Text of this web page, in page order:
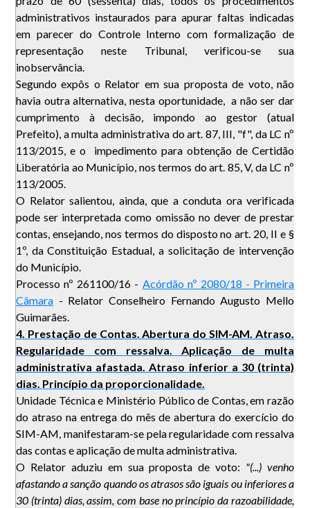
administrativos instaurados para apurar faltas indicadas
em parecer do Controle Interno com formalização de
representação neste Tribunal, verificou-se sua
inobservância.
Segundo expôs o Relator em sua proposta de voto, não
havia outra alternativa, nesta oportunidade, a não ser dar
cumprimento à decisão, impondo ao gestor (atual
Prefeito), a multa administrativa do art. 87, III, "f", da LC nº
113/2015, e o impedimento para obtenção de Certidão
Liberatória ao Município, nos termos do art. 85, V, da LC nº
113/2005.
O Relator salientou, ainda, que a conduta ora verificada
pode ser interpretada como omissão no dever de prestar
contas, ensejando, nos termos do disposto no art. 20, II e §
1º, da Constituição Estadual, a solicitação de intervenção
do Município.
Processo nº 261100/16 - Acórdão nº 2080/18 - Primeira
Câmara - Relator Conselheiro Fernando Augusto Mello
Guimarães.
4. Prestação de Contas. Abertura do SIM-AM. Atraso.
Regularidade com ressalva. Aplicação de multa
administrativa afastada. Atraso inferior a 30 (trinta)
dias. Princípio da proporcionalidade.
Unidade Técnica e Ministério Público de Contas, em razão
do atraso na entrega do mês de abertura do exercício do
SIM-AM, manifestaram-se pela regularidade com ressalva
das contas e aplicação de multa administrativa.
O Relator aduziu em sua proposta de voto: "(...) venho
afastando a sanção quando os atrasos são iguais ou inferiores a
30 (trinta) dias, assim, com base no princípio da razoabilidade,